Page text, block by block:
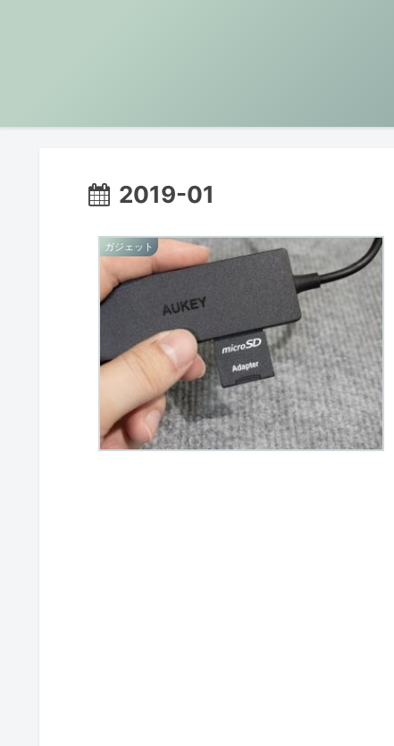
2019-01
ガジェット